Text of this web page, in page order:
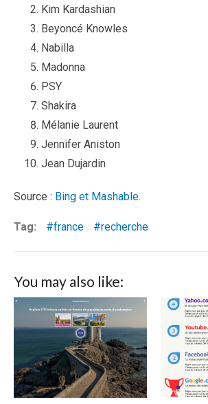
Kim Kardashian
Beyoncé Knowles
Nabilla
Madonna
PSY
Shakira
Mélanie Laurent
Jennifer Aniston
Jean Dujardin
Source : Bing et Mashable.
Tag: france recherche
You may also like: